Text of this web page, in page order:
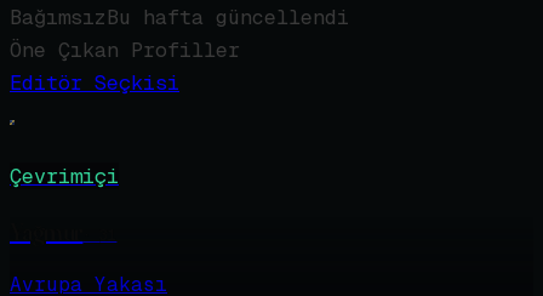
BağımsızBu hafta güncellendi
Öne Çıkan Profiller
Editör Seçkisi
Çevrimiçi
Avrupa Yakası